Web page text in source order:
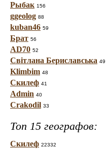
Рыбак 156
ggeolog 88
kuban46 59
Брат 56
AD70 52
Світлана Бериславська 49
Klimbim 48
Скилеф 41
Admin 40
Crakodil 33
Топ 15 географов:
Скилеф 22332